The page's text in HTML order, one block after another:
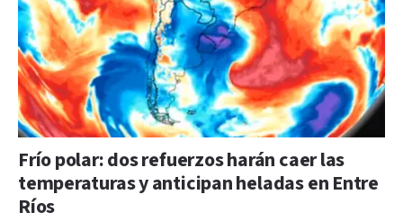
Frío polar: dos refuerzos harán caer las
temperaturas y anticipan heladas en Entre
Ríos